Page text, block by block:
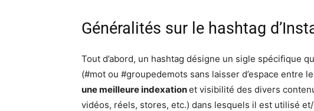
Généralités sur le hashtag
Tout d’abord, un hashtag désigne un sigle spécifique
(#mot ou #groupedemots sans laisser d’espace entre
une meilleure indexationet visibilité des divers
vidéos, réels, stores, etc.) dans lesquels il est utilisé